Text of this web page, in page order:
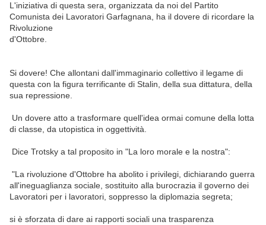
L'iniziativa di questa sera, organizzata da noi del Partito
Comunista dei Lavoratori Garfagnana, ha il dovere di ricordare la
Rivoluzione
d'Ottobre.
Si dovere! Che allontani dall'immaginario collettivo il legame di
questa con la figura terrificante di Stalin, della sua dittatura, della
sua repressione.
Un dovere atto a trasformare quell'idea ormai comune della lotta
di classe, da utopistica in oggettività.
Dice Trotsky a tal proposito in "La loro morale e la nostra":
"La rivoluzione d'Ottobre ha abolito i privilegi, dichiarando guerra
all'ineguaglianza sociale, sostituito alla burocrazia il governo dei
Lavoratori per i lavoratori, soppresso la diplomazia segreta;
si è sforzata di dare ai rapporti sociali una trasparenza